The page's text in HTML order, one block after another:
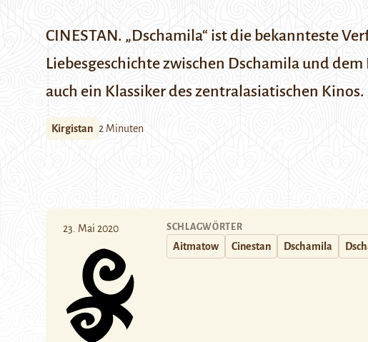
CINESTAN. „Dschamila“ ist die bekannteste
Liebesgeschichte zwischen Dschamila und
auch ein Klassiker des zentralasiatischen Kinos.
Kirgistan 2 Minuten
23. Mai 2020 SCHLAGWÖRTER
Aitmatow Cinestan Dschamila